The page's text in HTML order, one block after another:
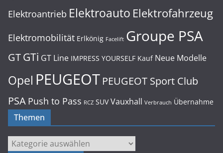
Elektroantrieb Elektroauto Elektrofahrzeug
Elektromobilität Erlkönig Facelift Groupe PSA
GTGTi GT Line IMPRESS YOURSELF Kauf Neue Modelle
Opel PEUGEOT PEUGEOT Sport Club
PSA Push to Pass RCZ SUV Vauxhall Verbrauch Übernahme
Themen
Themen